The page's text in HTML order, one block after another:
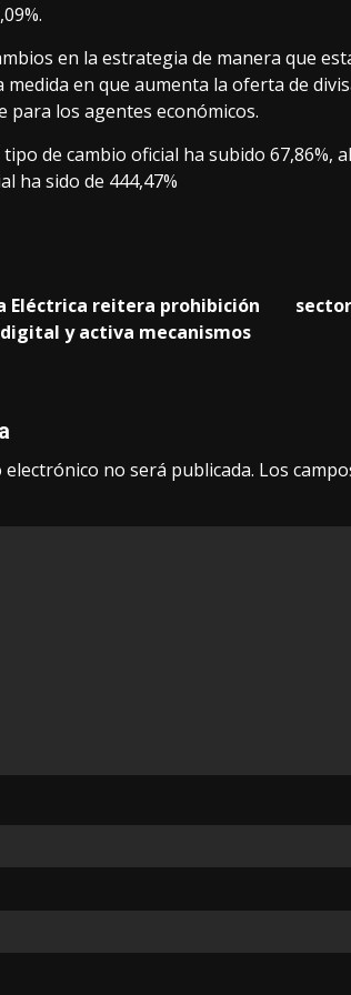
en la estrategia de manera que
en que aumenta la oferta de
para los agentes económicos.
tipo de cambio oficial ha subido
ha sido de 444,47%
Eléctrica reitera prohibición
y activa mecanismos
no será publicada. Los